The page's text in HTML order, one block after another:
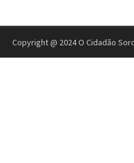
Copyright @ 2024 O Cidadão